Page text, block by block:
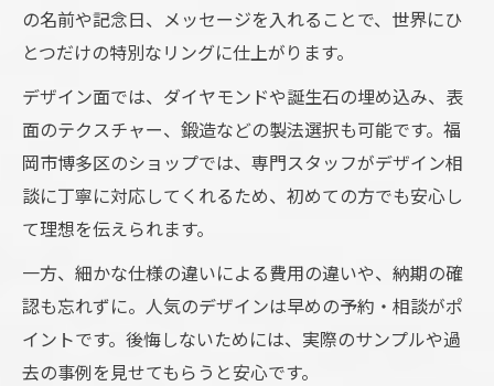
の名前や記念日、メッセージを入れることで、世界にひ
とつだけの特別なリングに仕上がります。
デザイン面では、ダイヤモンドや誕生石の埋め込み、表
面のテクスチャー、鍛造などの製法選択も可能です。福
岡市博多区のショップでは、専門スタッフがデザイン相
談に丁寧に対応してくれるため、初めての方でも安心し
て理想を伝えられます。
一方、細かな仕様の違いによる費用の違いや、納期の確
認も忘れずに。人気のデザインは早めの予約・相談がポ
イントです。後悔しないためには、実際のサンプルや過
去の事例を見せてもらうと安心です。